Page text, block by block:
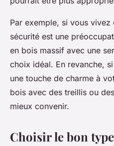
Par exemple, si vous vivez
sécurité est une
en bois massif avec une
choix idéal. En revanche,
une touche de charme à
bois avec des treillis ou
mieux convenir.
Choisir le bon